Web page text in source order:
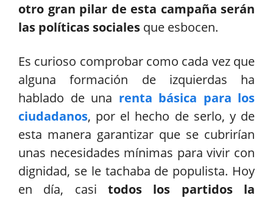
otro gran pilar de esta campaña serán
las políticas sociales que esbocen.
Es curioso comprobar como cada vez que
alguna formación de izquierdas ha
hablado de una renta básica para los
ciudadanos, por el hecho de serlo, y de
esta manera garantizar que se cubrirían
unas necesidades mínimas para vivir con
dignidad, se le tachaba de populista. Hoy
en día, casi todos los partidos la